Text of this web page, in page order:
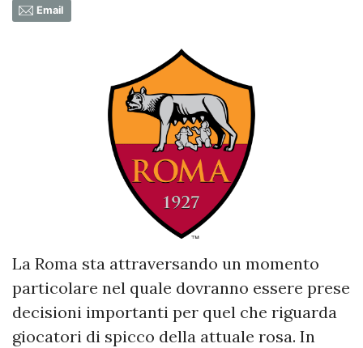
Email
La Roma sta attraversando un momento
particolare nel quale dovranno essere prese
decisioni importanti per quel che riguarda
giocatori di spicco della attuale rosa. In